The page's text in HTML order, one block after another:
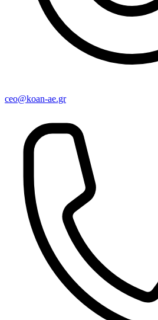
ceo@koan-ae.gr